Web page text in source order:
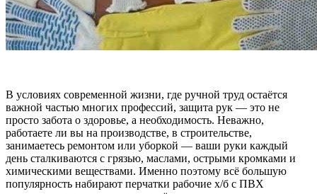
В условиях современной жизни, где ручной труд остаётся
важной частью многих профессий, защита рук — это не
просто забота о здоровье, а необходимость. Неважно,
работаете ли вы на производстве, в строительстве,
занимаетесь ремонтом или уборкой — ваши руки каждый
день сталкиваются с грязью, маслами, острыми кромками и
химическими веществами. Именно поэтому всё большую
популярность набирают перчатки рабочие х/б с ПВХ